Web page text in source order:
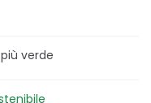
verde